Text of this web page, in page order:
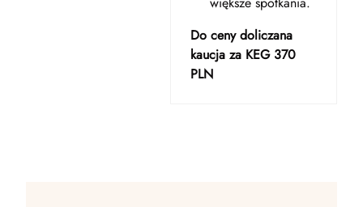
Do ceny doliczana
kaucja za KEG 370
PLN